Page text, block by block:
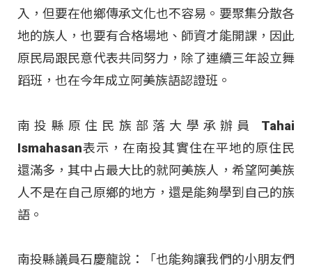
入，但要在他鄉傳承文化也不容易。要聚集分散各
地的族人，也要有合格場地、師資才能開課，因此
原民局跟民意代表共同努力，除了連續三年設立舞
蹈班，也在今年成立阿美族語認證班。
南投縣原住民族部落大學承辦員 Tahai
Ismahasan表示，在南投其實住在平地的原住民
還滿多，其中占最大比的就阿美族人，希望阿美族
人不是在自己原鄉的地方，還是能夠學到自己的族
語。
南投縣議員石慶龍說：「也能夠讓我們的小朋友們